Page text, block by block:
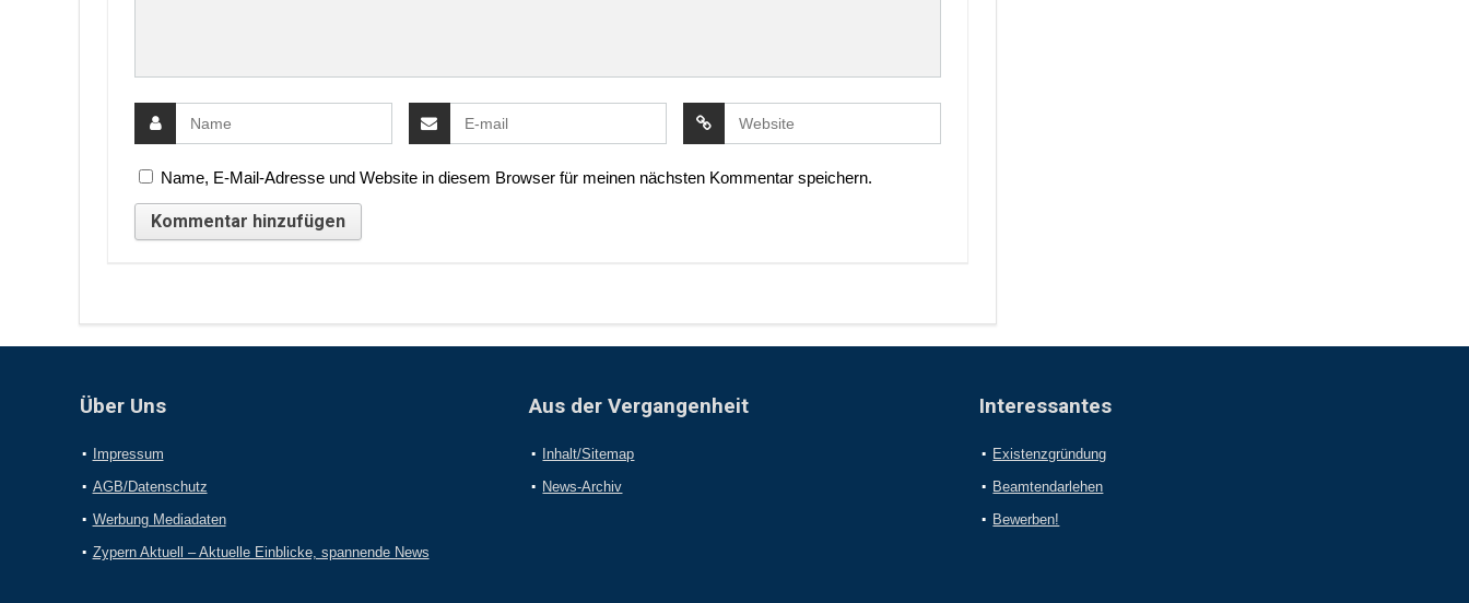
Name, E-Mail-Adresse und Website in diesem Browser für meinen nächsten Kommentar speichern.
Über Uns
Impressum
AGB/Datenschutz
Werbung Mediadaten
Zypern Aktuell – Aktuelle Einblicke, spannende News
Aus der Vergangenheit
Inhalt/Sitemap
News-Archiv
Interessantes
Existenzgründung
Beamtendarlehen
Bewerben!